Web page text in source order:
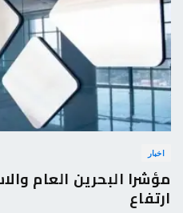
اخبار
مؤشرا البحرين العام
ارتفاع